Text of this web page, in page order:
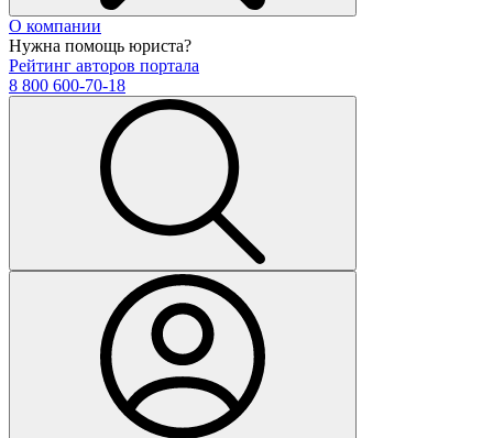
О компании
Нужна помощь юриста?
Рейтинг авторов портала
8 800 600-70-18